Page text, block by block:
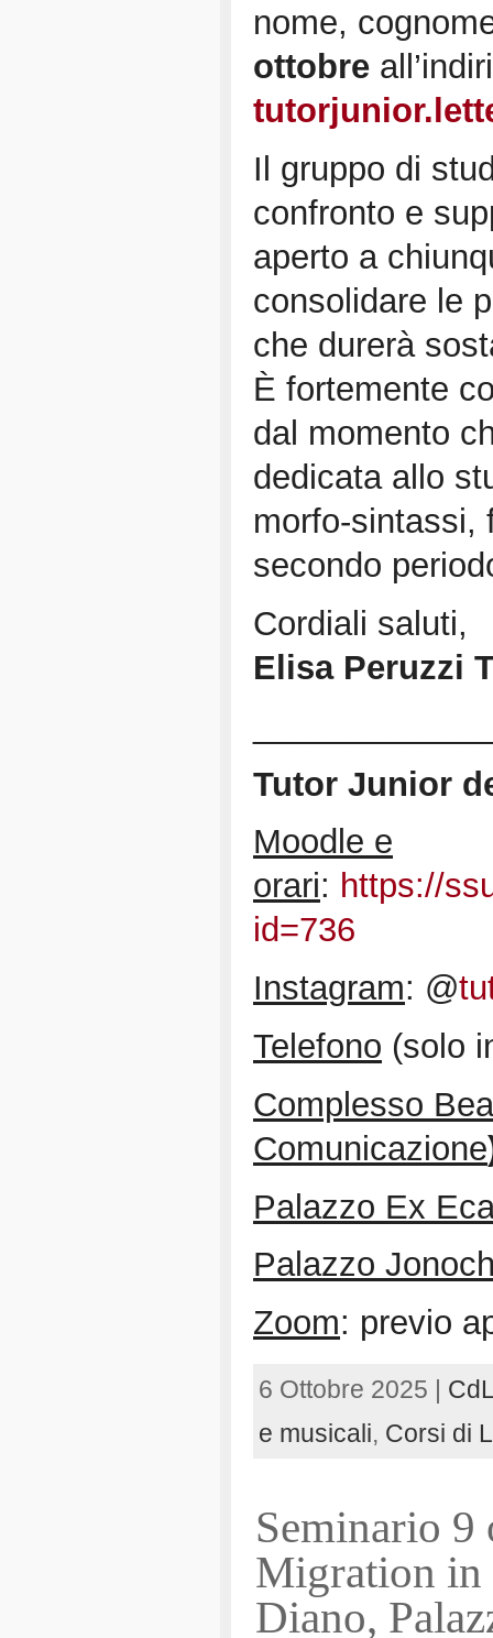
nome,
ottobre
Il gruppo di
confronto e
aperto a
consolidare le
che durerà
È fortemente
dal momento
dedicata allo
morfo-sintassi,
secondo
Cordiali saluti,
Elisa Peruzzi
Tutor Junior
Moodle e
orari: https://
id=736
Instagram: @
Telefono (solo
Complesso
Comunicazione
Palazzo Ex
Palazzo
Zoom: previo
6 Ottobre 2025 |
e musicali, Corsi di
Seminario 9
Migration in
Diano,